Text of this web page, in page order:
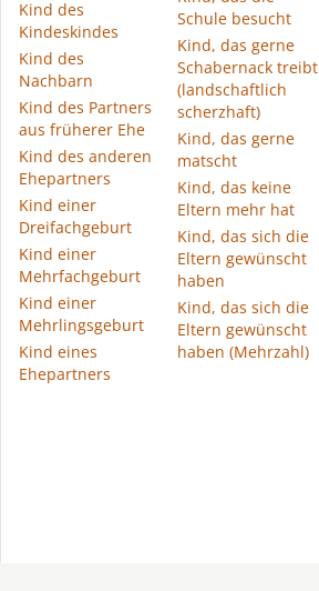
Kind des
Kindeskindes
Kind des
Nachbarn
Kind des Partners
aus früherer Ehe
Kind des anderen
Ehepartners
Kind einer
Dreifachgeburt
Kind einer
Mehrfachgeburt
Kind einer
Mehrlingsgeburt
Kind eines
Ehepartners
Schule besucht
Kind, das gerne
Schabernack treibt
(landschaftlich
scherzhaft)
Kind, das gerne
matscht
Kind, das keine
Eltern mehr hat
Kind, das sich die
Eltern gewünscht
haben
Kind, das sich die
Eltern gewünscht
haben (Mehrzahl)